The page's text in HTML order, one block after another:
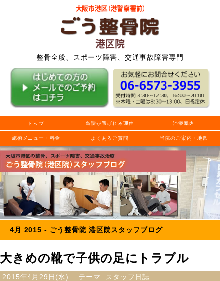
整骨全般、スポーツ障害、交通事故障害専門
トップ 当院が選ばれる理由 治療案内
施術メニュー・料金 よくあるご質問 当院のご案内・地図
4月 2015 - ごう整骨院 港区院スタッフブログ
大きめの靴で子供の足にトラブル
2015年4月29日(水) テーマ: スタッフ日誌